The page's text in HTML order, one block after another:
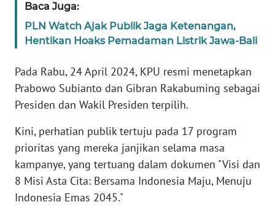
Baca Juga:
PLN Watch Ajak Publik Jaga Ketenangan,
Hentikan Hoaks Pemadaman Listrik Jawa-Bali
Pada Rabu, 24 April 2024, KPU resmi menetapkan
Prabowo Subianto dan Gibran Rakabuming sebagai
Presiden dan Wakil Presiden terpilih.
Kini, perhatian publik tertuju pada 17 program
prioritas yang mereka janjikan selama masa
kampanye, yang tertuang dalam dokumen "Visi dan
8 Misi Asta Cita: Bersama Indonesia Maju, Menuju
Indonesia Emas 2045."
WN
NTB
WN
SULBAR
BABEL
WN